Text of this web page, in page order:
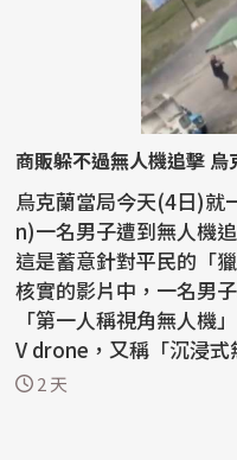
商販躲不過無人機追擊
烏克蘭當局今天(4日)就
n)一名男子遭到無人機
這是蓄意針對平民的「獵殺」。 在這段
核實的影片中，一名男
「第一人稱視角無人
V drone，又稱「沉浸
爆...2 天